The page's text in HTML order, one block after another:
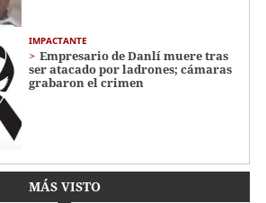
IMPACTANTE
Empresario de Danlí muere tras
ser atacado por ladrones; cámaras
grabaron el crimen
MÁS VISTO